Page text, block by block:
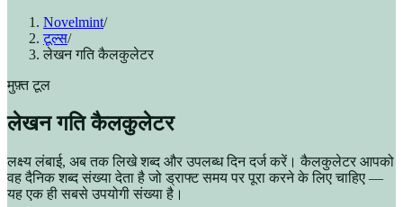
Novelmint/
टूल्स/
लेखन गति कैलकुलेटर
मुफ़्त टूल
लेखन गति कैलकुलेटर
लक्ष्य लंबाई, अब तक लिखे शब्द और उपलब्ध दिन दर्ज करें। कैलकुलेटर आपको
वह दैनिक शब्द संख्या देता है जो ड्राफ्ट समय पर पूरा करने के लिए चाहिए —
यह एक ही सबसे उपयोगी संख्या है।